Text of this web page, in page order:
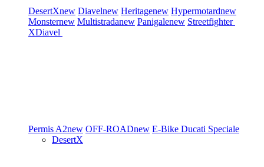
DesertXnew Diavelnew Heritagenew Hypermotardnew
Monsternew Multistradanew Panigalenew Streetfighter
XDiavel
Permis A2new OFF-ROADnew E-Bike Ducati Speciale
DesertX